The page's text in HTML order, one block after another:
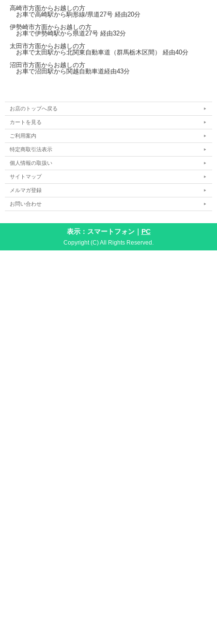
高崎市方面からお越しの方
お車で高崎駅から駒形線/県道27号 経由20分
伊勢崎市方面からお越しの方
お車で伊勢崎駅から 県道27号 経由32分
太田市方面からお越しの方
お車で太田駅から北関東自動車道（群馬栃木区間）
経由40分
沼田市方面からお越しの方
お車で沼田駅から関越自動車道経由43分
お店のトップへ戻る
カートを見る
ご利用案内
特定商取引法表示
個人情報の取扱い
サイトマップ
メルマガ登録
お問い合わせ
表示：スマートフォン｜ PC
Copyright (C) All Rights Reserved.